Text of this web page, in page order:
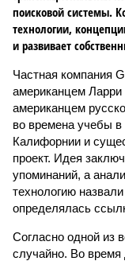
поисковой системы.
технологии,
и развивает
Частная компания
американцем
американцем
во времена учебы
Калифорнии и
проект. Идея
упоминаний, а
технологию
определялась
Согласно одной из
случайно. Во время